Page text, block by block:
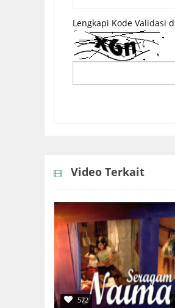
Lengkapi Kode Validasi
Video Terkait
572